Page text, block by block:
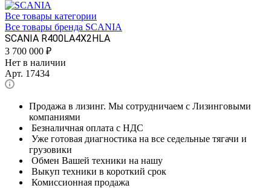
Все товары категории
Все товары бренда SCANIA
SCANIA R400LA4X2HLA
3 700 000 ₽
Нет в наличии
Арт. 17434
Продажа в лизинг. Мы сотрудничаем с Лизинговыми
компаниями
Безналичная оплата с НДС
Уже готовая диагностика на все седельные тягачи и
грузовики
Обмен Вашей техники на нашу
Выкуп техники в короткий срок
Комиссионная продажа